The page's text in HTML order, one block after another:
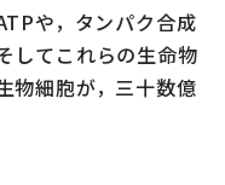
や，タンパク合成
してこれらの生命物
物細胞が，三十数億